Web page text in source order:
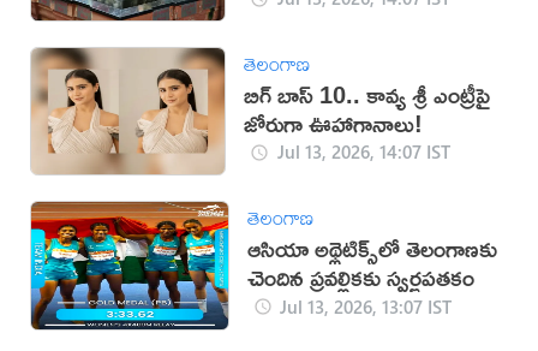
తెలంగాణ
బిగ్ బాస్ 10.. కావ్య శ్రీ ఎంట్రీపై
జోరుగా ఊహాగానాలు!
Jul 13, 2026, 14:07 IST
తెలంగాణ
ఆసియా అథ్లెటిక్స్‌లో తెలంగాణకు
చెందిన ప్రవల్లికకు స్వర్ణపతకం
Jul 13, 2026, 13:07 IST